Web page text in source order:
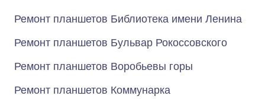
Ремонт планшетов Библиотека имени Ленина
Ремонт планшетов Бульвар Рокоссовского
Ремонт планшетов Воробьевы горы
Ремонт планшетов Коммунарка